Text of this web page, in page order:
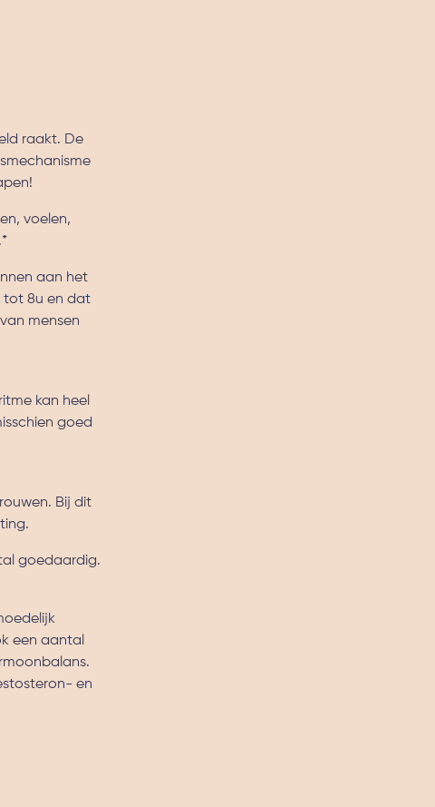
raakt. De
voelen,
aan het
tot 8u en dat
mensen
kan heel
goed
Bij dit
goedaardig.
een aantal
en